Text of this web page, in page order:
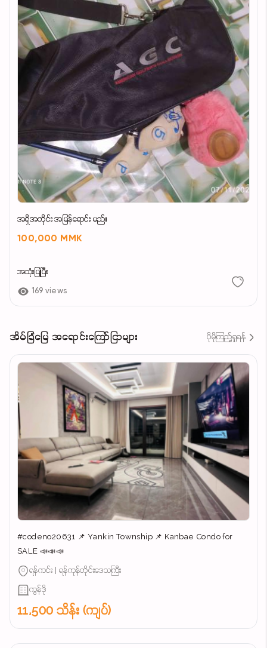
အရှိအတိုင်း အမြန်ရောင်း မည်။
100,000 MMK
အသုံးပြုပြီး
169 views
အိမ်ခြံမြေ အရောင်းကြော်ငြာများ ပိုမိုကြည့်ရှုရန်
#codeno20631 📌 Yankin Township 📌 Kanbae Condo for
SALE 📣📣📣
ရန်ကင်း | ရန်ကုန်တိုင်းဒေသကြီး
ကွန်ဒို
11,500 သိန်း (ကျပ်)